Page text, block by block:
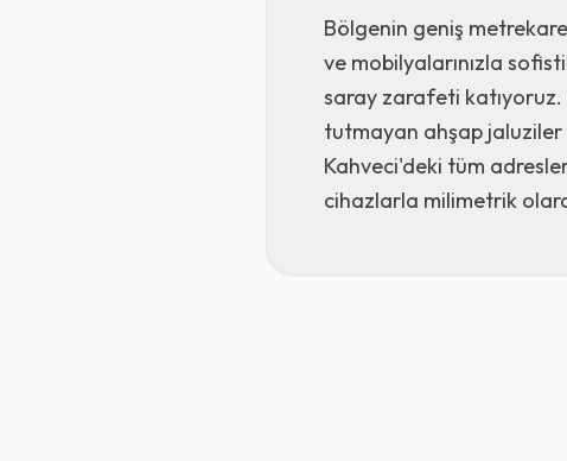
Bölgenin geniş
ve mobilyalarınızla
saray zarafeti
tutmayan ahşap jaluziler
Kahveci'deki tüm
cihazlarla milimetrik